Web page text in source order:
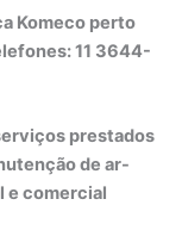
Komeco perto
11 3644-
prestados
de ar-
e comercial